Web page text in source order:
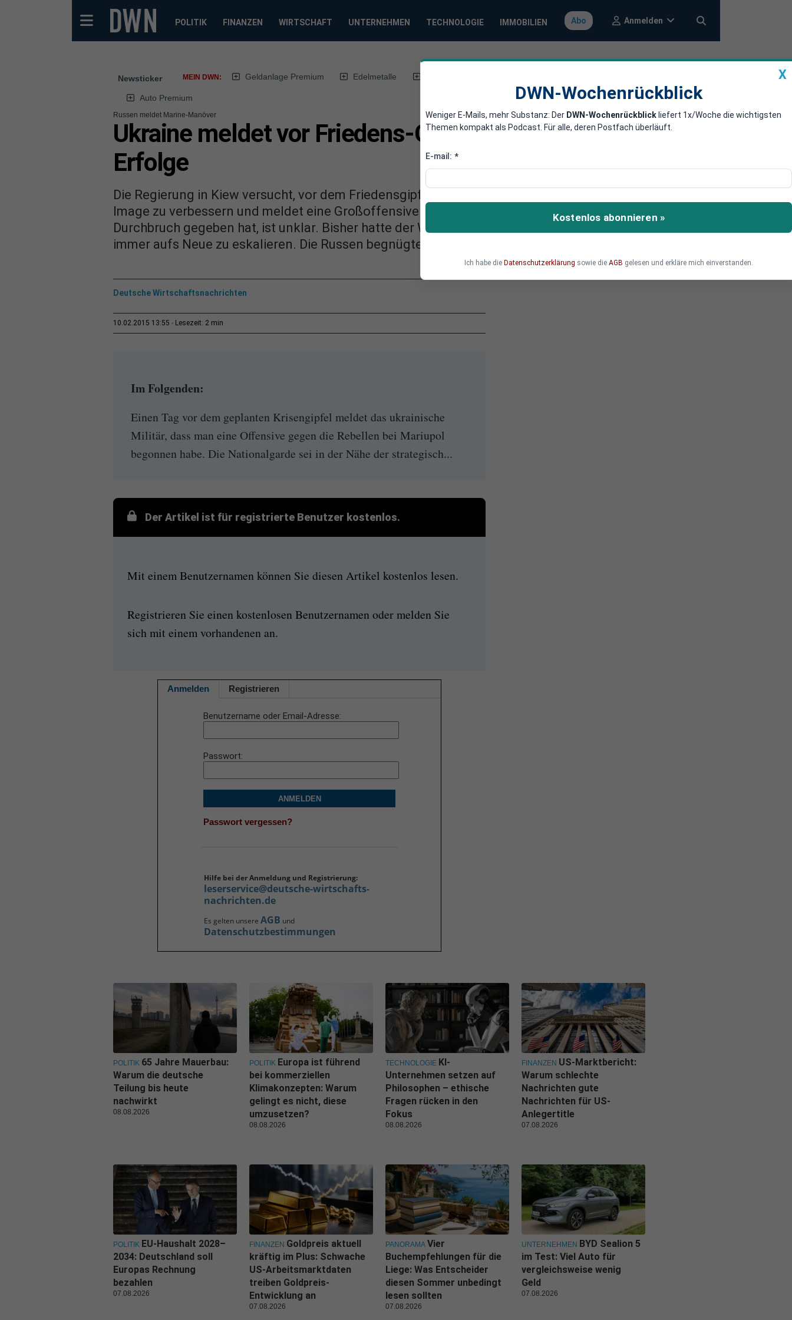
POLITIK FINANZEN WIRTSCHAFT UNTERNEHMEN TECHNOLOGIE IMMOBILIEN Abo Anmelden
Newsticker MEIN DWN: Geldanlage Premium Edelmetalle
Auto Premium
Russen meldet Marine-Manöver
Ukraine meldet vor Friedens-Gipfel neue militärische
Erfolge
Die Regierung in Kiew versucht, vor dem Friedensgipfel am Mittwoch ihr ramponiertes Militär-
Image zu verbessern und meldet eine Großoffensive gegen die Rebellen. Ob es wirklich einen
Durchbruch gegeben hat, ist unklar. Bisher hatte der Westen stets Russland beschuldigt, die Lage
immer aufs Neue zu eskalieren. Die Russen begnügten sich am Dienstag mit Marine-Manövern.
Deutsche Wirtschaftsnachrichten
10.02.2015 13:55 Lesezeit: 2 min
Im Folgenden:
Einen Tag vor dem geplanten Krisengipfel meldet das ukrainische
Militär, dass man eine Offensive gegen die Rebellen bei Mariupol
begonnen habe. Die Nationalgarde sei in der Nähe der strategisch...
Der Artikel ist für registrierte Benutzer kostenlos.
Mit einem Benutzernamen können Sie diesen Artikel kostenlos lesen.
Registrieren Sie einen kostenlosen Benutzernamen oder melden Sie
sich mit einem vorhandenen an.
Anmelden Registrieren
Benutzername oder Email-Adresse
Passwort
ANMELDEN
Passwort vergessen?
Hilfe bei der Anmeldung und Registrierung:
leserservice@deutsche-wirtschafts-
nachrichten.de
Es gelten unsere AGB und
Datenschutzbestimmungen
X
DWN-Wochenrückblick
Weniger E-Mails, mehr Substanz: Der DWN-Wochenrückblick liefert 1x/Woche die wichtigsten
Themen kompakt als Podcast. Für alle, deren Postfach überläuft.
E-mail: *
Kostenlos abonnieren »
Ich habe die Datenschutzerklärung sowie die AGB gelesen und erkläre mich einverstanden.
POLITIK 65 Jahre Mauerbau:
Warum die deutsche
Teilung bis heute
nachwirkt
08.08.2026
POLITIK Europa ist führend
bei kommerziellen
Klimakonzepten: Warum
gelingt es nicht, diese
umzusetzen?
08.08.2026
TECHNOLOGIE KI-
Unternehmen setzen auf
Philosophen – ethische
Fragen rücken in den
Fokus
08.08.2026
FINANZEN US-Marktbericht:
Warum schlechte
Nachrichten gute
Nachrichten für US-
Anlegertitle
07.08.2026
POLITIK EU-Haushalt 2028–
2034: Deutschland soll
Europas Rechnung
bezahlen
07.08.2026
FINANZEN Goldpreis aktuell
kräftig im Plus: Schwache
US-Arbeitsmarktdaten
treiben Goldpreis-
Entwicklung an
07.08.2026
PANORAMA Vier
Buchempfehlungen für die
Liege: Was Entscheider
diesen Sommer unbedingt
lesen sollten
07.08.2026
UNTERNEHMEN BYD Sealion 5
im Test: Viel Auto für
vergleichsweise wenig
Geld
07.08.2026